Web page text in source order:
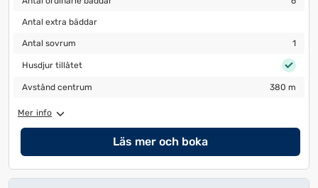
Antal extra bäddar
Antal extra bäddar
Antal sovrum
Antal sovrum 1
Husdjur tillåtet
Husdjur tillåtet
Avstånd centrum
Avstånd centrum 380 m
Mer info
Läs mer och boka